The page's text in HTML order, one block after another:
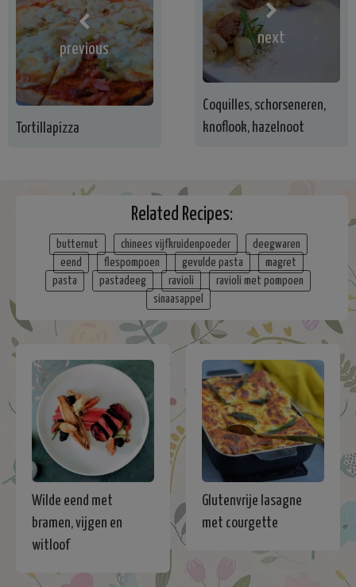
previous
Tortillapizza
next
Coquilles, schorseneren,
knoflook, hazelnoot
Related Recipes:
butternut chinees vijfkruidenpoeder
deegwaren
eend
flespompoen gevulde pasta
magret
pasta
pastadeeg ravioli
ravioli met pompoen
sinaasappel
Wilde eend met
bramen, vijgen en
witloof
Glutenvrije lasagne
met courgette